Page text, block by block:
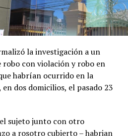
la investigación a un
con violación y robo en
habrían ocurrido en la
dos domicilios, el pasado 23
sujeto junto con otro
a rosotro cubierto – habrian